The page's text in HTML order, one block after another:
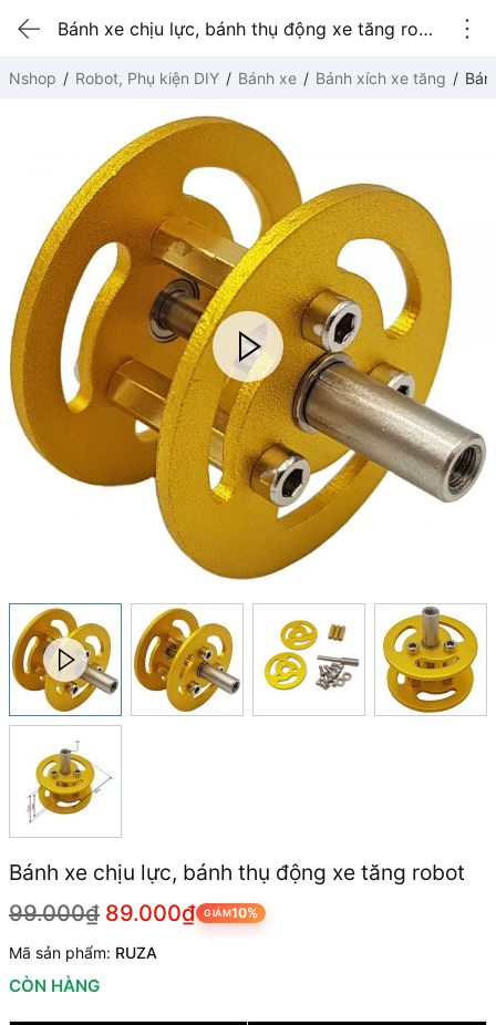
Bánh xe chịu lực, bánh thụ động xe tăng robot
Nshop Robot, Phụ kiện DIY Bánh xe Bánh xích xe tăng
Bánh xe chịu lực, bánh thụ động xe tăng robot
99.000₫ 89.000₫ GIẢM10%
Mã sản phẩm: RUZA
CÒN HÀNG